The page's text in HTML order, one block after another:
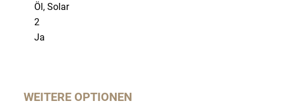
Öl, Solar
2
Ja
WEITERE OPTIONEN